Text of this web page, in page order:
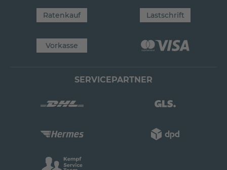
Ratenkauf Lastschrift
Vorkasse
SERVICEPARTNER